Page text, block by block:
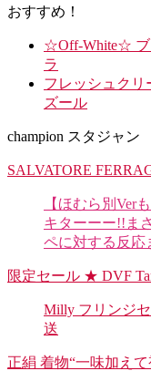
おすすめ！
☆Off-White☆ ブ
ラ
フレッシュクリ
ズール
champion スタジャ
SALVATORE
【ほむら別Ver
キターーー!!ま
ペに対する反応
限定セール ★ DVF
Milly フリンジ
送
正絹 着物“一味加え